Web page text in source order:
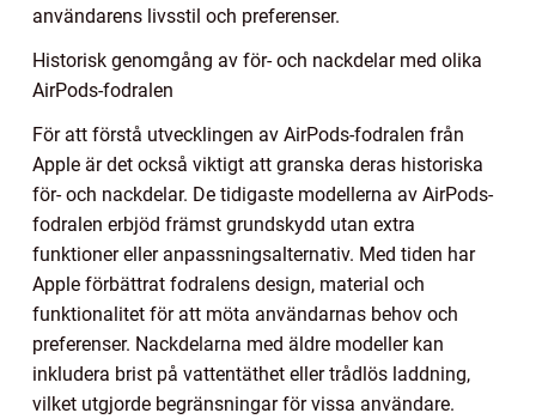
användarens livsstil och preferenser.
Historisk genomgång av för- och nackdelar med olika
AirPods-fodralen
För att förstå utvecklingen av AirPods-fodralen från
Apple är det också viktigt att granska deras historiska
för- och nackdelar. De tidigaste modellerna av AirPods-
fodralen erbjöd främst grundskydd utan extra
funktioner eller anpassningsalternativ. Med tiden har
Apple förbättrat fodralens design, material och
funktionalitet för att möta användarnas behov och
preferenser. Nackdelarna med äldre modeller kan
inkludera brist på vattentäthet eller trådlös laddning,
vilket utgjorde begränsningar för vissa användare.